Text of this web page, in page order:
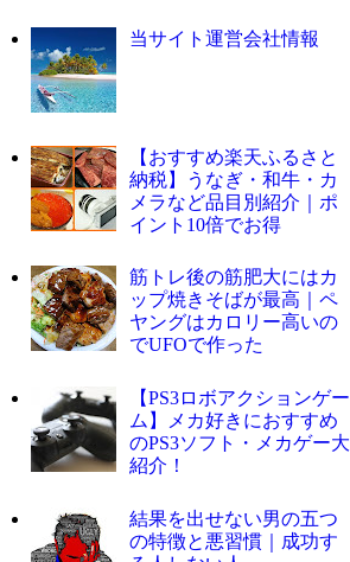
当サイト運営会社情報
【おすすめ楽天ふるさと
納税】うなぎ・和牛・カ
メラなど品目別紹介｜ポ
イント10倍でお得
筋トレ後の筋肥大にはカ
ップ焼きそばが最高｜ペ
ヤングはカロリー高いの
でUFOで作った
【PS3ロボアクションゲー
ム】メカ好きにおすすめ
のPS3ソフト・メカゲー大
紹介！
結果を出せない男の五つ
の特徴と悪習慣｜成功す